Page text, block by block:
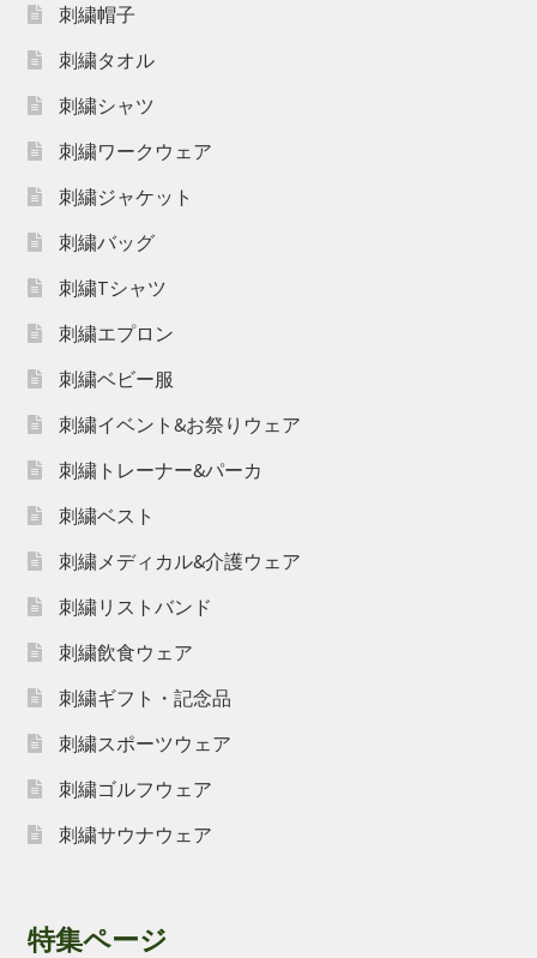
刺繍帽子
刺繍タオル
刺繍シャツ
刺繍ワークウェア
刺繍ジャケット
刺繍バッグ
刺繍Tシャツ
刺繍エプロン
刺繍ベビー服
刺繍イベント&お祭りウェア
刺繍トレーナー&パーカ
刺繍ベスト
刺繍メディカル&介護ウェア
刺繍リストバンド
刺繍飲食ウェア
刺繍ギフト・記念品
刺繍スポーツウェア
刺繍ゴルフウェア
刺繍サウナウェア
特集ページ